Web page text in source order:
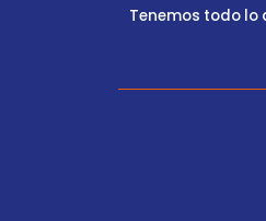
Tenemos todo